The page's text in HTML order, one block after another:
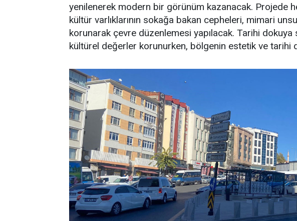
yenilenerek modern bir görünüm kazanacak. Projede
kültür varlıklarının sokağa bakan cepheleri, mimari
korunarak çevre düzenlemesi yapılacak. Tarihi
kültürel değerler korunurken, bölgenin estetik ve tarihi